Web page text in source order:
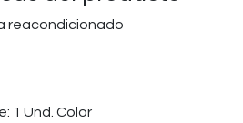
reacondicionado
1 Und. Color